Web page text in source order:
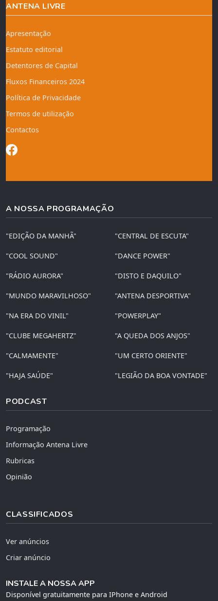
ANTENA LIVRE
Apresentação
Estatuto editorial
Detentores de Capital
Fluxos Financeiros 2024
Política de Privacidade
Termos de utilização
Contactos
A NOSSA PROGRAMAÇÃO
"EDIÇÃO DA MANHÃ" "CENTRAL DE ESCUTA"
"COOL SOUND" "DANCE POWER"
"RÁDIO AURORA" "DISTO E DAQUILO"
"MUNDO MARAVILHOSO" "ANTENA DESPORTIVA"
"NA ERA DO VINIL" "POWERPLAY"
"CLUBE MEGAHERTZ" "A QUEDA DOS ANJOS"
"CALMAMENTE" "UM CERTO ORIENTE"
"HAJA SAÚDE" "LEGIÃO DA BOA VONTADE"
PODCAST
Programação
Informação Antena Livre
Rubricas
Opinião
CLASSIFICADOS
Ver anúncios
Criar anúncio
INSTALE A NOSSA APP
Disponível gratuitamente para IPhone e Android